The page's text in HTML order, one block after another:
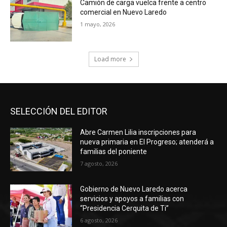
Camión de carga vuelca frente a centro
comercial en Nuevo Laredo
1 mayo, 2026
Load more
SELECCIÓN DEL EDITOR
Abre Carmen Lilia inscripciones para
nueva primaria en El Progreso; atenderá a
familias del poniente
7 agosto, 2026
Gobierno de Nuevo Laredo acerca
servicios y apoyos a familias con
“Presidencia Cerquita de Ti”
6 agosto, 2026